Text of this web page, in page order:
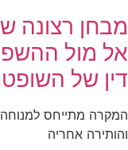
מבחן רצונה
אל מול
דין של
והותירה אחריה